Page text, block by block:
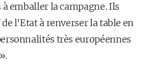
emballer la campagne. Ils
l'Etat à renverser la table en
très européennes